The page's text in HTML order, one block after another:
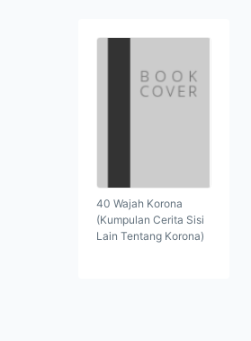
40 Wajah Korona
(Kumpulan Cerita Sisi
Lain Tentang Korona)